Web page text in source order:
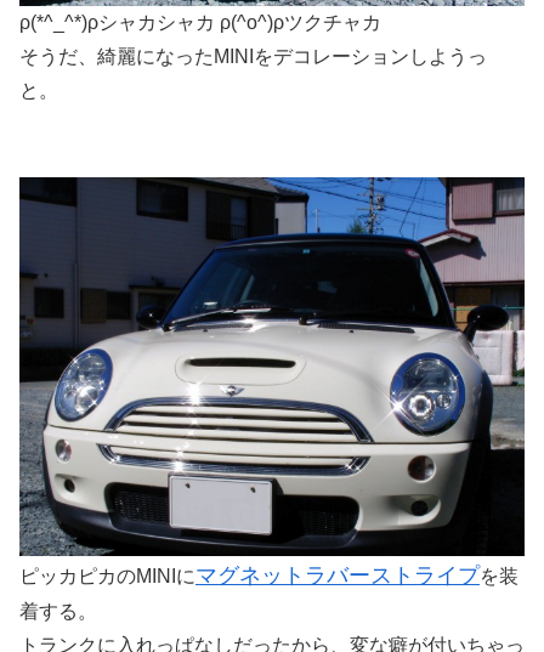
ρ(*^_^*)ρシャカシャカ ρ(^o^)ρツクチャカ
そうだ、綺麗になったMINIをデコレーションしようっ
と。
ピッカピカのMINIにマグネットラバーストライプを装
着する。
トランクに入れっぱなしだったから、変な癖が付いちゃっ